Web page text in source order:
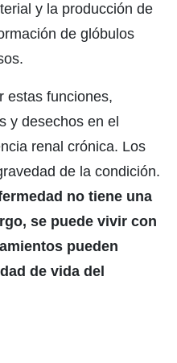
y la producción de
de glóbulos
estas funciones,
y desechos en el
renal crónica. Los
de la condición.
no tiene una
se puede vivir con
pueden
de vida del